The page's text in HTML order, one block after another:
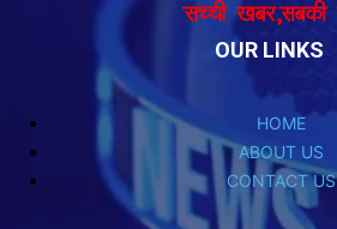
OUR LINKS
HOME
ABOUT US
CONTACT US